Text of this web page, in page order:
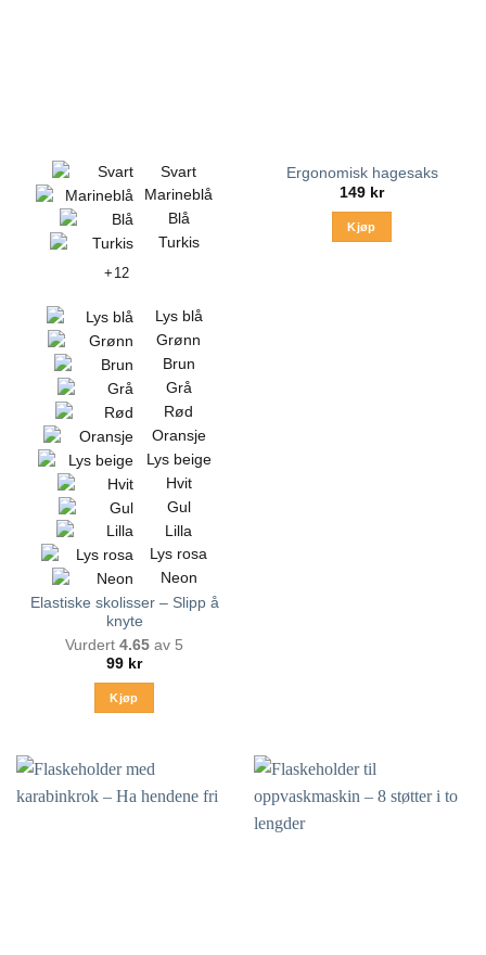
Svart
Marineblå
Blå
Turkis
+12
Lys blå
Grønn
Brun
Grå
Rød
Oransje
Lys beige
Hvit
Gul
Lilla
Lys rosa
Neon
Elastiske skolisser – Slipp å
knyte
Vurdert 4.65 av 5
99 kr
Kjøp
har
flere
Ergonomisk hagesaks
149 kr
Kjøp